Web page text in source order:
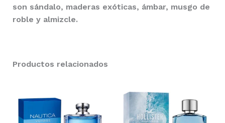
son sándalo, maderas exóticas, ámbar, musgo de
roble y almizcle.
Productos relacionados